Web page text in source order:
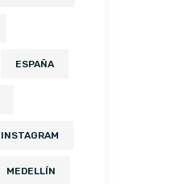
ESPAÑA
INSTAGRAM
MEDELLÍN